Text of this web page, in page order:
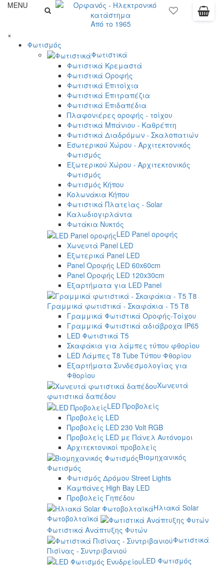
MENU
Από το 1965
×
Φωτισμός
Φωτιστικά
Φωτιστικά Κρεμαστά
Φωτιστικά Οροφής
Φωτιστικά Επιτοίχια
Φωτιστικά Επιτραπέζια
Φωτιστικά Επιδαπέδια
Πλαφονιέρες οροφής - τοίχου
Φωτιστικά Μπάνιου - Καθρέπτη
Φωτιστικά Διαδρόμων - Σκαλοπατιών
Εσωτερικού Χώρου - Αρχιτεκτονικός
Φωτισμός
Εξωτερικού Χώρου - Αρχιτεκτονικός
Φωτισμός
Φωτισμός Κήπου
Κολωνάκια Κήπου
Φωτιστικά Πλατείας - Solar
Καλωδιογιρλάντα
Φωτάκια Νυκτός
LED Panel οροφής
Χωνευτά Panel LED
Εξωτερικά Panel LED
Panel Οροφής LED 60x60cm
Panel Οροφής LED 120x30cm
Εξαρτήματα για LED Panel
Γραμμικά φωτιστικά - Σκαφάκια - Τ5 T8
Γραμμικά Φωτιστικά Οροφής-Τοίχου
Γραμμικά Φωτιστικά αδιάβροχα IP65
LED Φωτιστικά T5
Σκαφάκια για λάμπες τύπου φθορίου
LED Λάμπες T8 Tube Τύπου Φθορίου
Εξαρτήματα Συνδεσμολογίας για
Φθορίου
Χωνευτά
φωτιστικά δαπέδου
LED Προβολείς
Προβολείς LED
Προβολείς LED 230 Volt RGB
Προβολείς LED με Πάνελ Αυτόνομοι
Αρχιτεκτονικοί προβολείς
Βιομηχανικός
Φωτισμός
Φωτισμός Δρόμου Street Lights
Καμπάνες High Bay LED
Προβολείς Γηπέδου
Ηλιακά Solar
Φωτοβολταϊκά
Φωτιστικά Ανάπτυξης Φυτών
Φωτιστικά
Πισίνας - Συντριβανιού
LED Φωτισμός